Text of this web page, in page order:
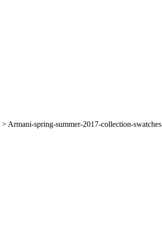
> Armani-spring-summer-2017-collection-swatches